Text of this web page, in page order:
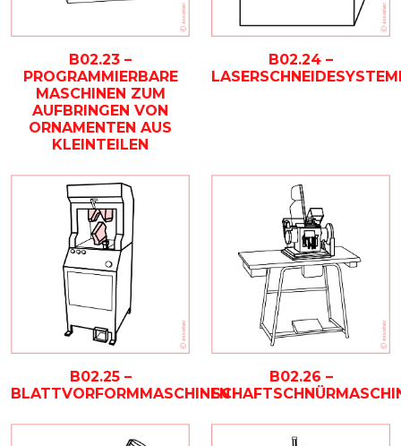
B02.23 –
PROGRAMMIERBARE
MASCHINEN ZUM
AUFBRINGEN VON
ORNAMENTEN AUS
KLEINTEILEN
B02.24 –
B02.25 –
BLATTVORFORMMASCHINEN
B02.26 –